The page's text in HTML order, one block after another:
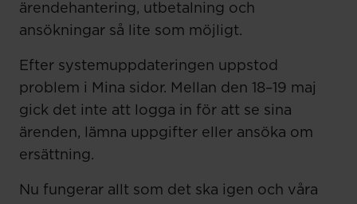
ärendehantering, utbetalning och
ansökningar så lite som möjligt.
Efter systemuppdateringen uppstod
problem i Mina sidor. Mellan den 18–19 maj
gick det inte att logga in för att se sina
ärenden, lämna uppgifter eller ansöka om
ersättning.
Nu fungerar allt som det ska igen och våra